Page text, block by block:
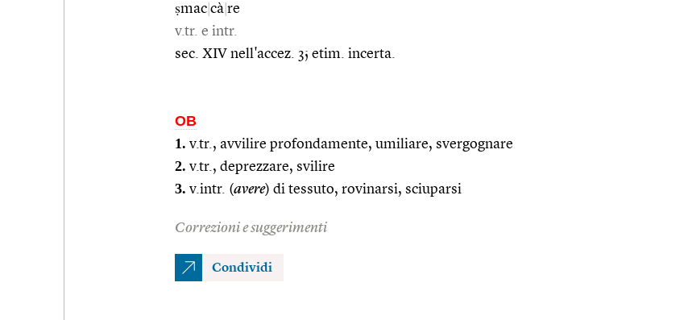
ṣmac cà re
v.tr. e intr.
sec. XIV nell'accez. 3; etim. incerta.
OB
1. v.tr., avvilire profondamente, umiliare, svergognare
2. v.tr., deprezzare, svilire
3. v.intr. (avere) di tessuto, rovinarsi, sciuparsi
Correzioni e suggerimenti
Condividi